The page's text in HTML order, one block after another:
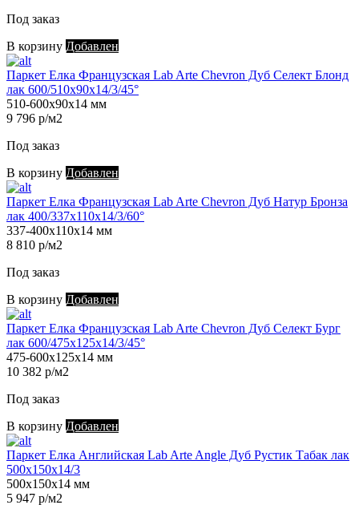
Под заказ
В корзину Добавлен
Паркет Елка Французская Lab Arte Chevron Дуб Селект Блонд
лак 600/510х90х14/3/45°
510-600х90х14 мм
9 796 р/м2
Под заказ
В корзину Добавлен
Паркет Елка Французская Lab Arte Chevron Дуб Натур Бронза
лак 400/337х110х14/3/60°
337-400х110х14 мм
8 810 р/м2
Под заказ
В корзину Добавлен
Паркет Елка Французская Lab Arte Chevron Дуб Селект Бург
лак 600/475х125х14/3/45°
475-600х125х14 мм
10 382 р/м2
Под заказ
В корзину Добавлен
Паркет Елка Английская Lab Arte Angle Дуб Рустик Табак лак
500х150х14/3
500х150х14 мм
5 947 р/м2